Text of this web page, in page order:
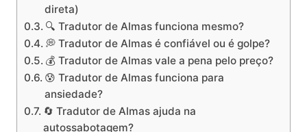
direta)
🔍 Tradutor de Almas funciona mesmo?
💭 Tradutor de Almas é confiável ou é golpe?
💰 Tradutor de Almas vale a pena pelo preço?
😰 Tradutor de Almas funciona para
ansiedade?
🔄 Tradutor de Almas ajuda na
autossabotagem?